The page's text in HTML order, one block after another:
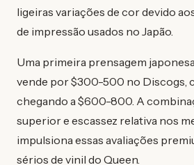
ligeiras variações de cor devido
de impressão usados no Japão.
Uma primeira prensagem
vende por $300-500 no Discogs,
chegando a $600-800. A
superior e escassez relativa nos
impulsiona essas avaliações
sérios de vinil do Queen.